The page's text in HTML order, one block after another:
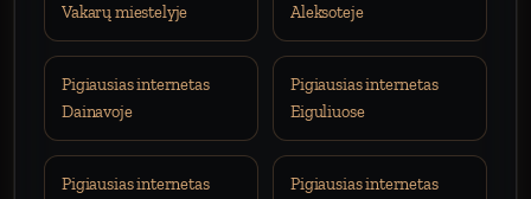
Vakarų miestelyje
Aleksoteje
Pigiausias internetas
Dainavoje
Pigiausias internetas
Eiguliuose
Pigiausias internetas
Pigiausias internetas